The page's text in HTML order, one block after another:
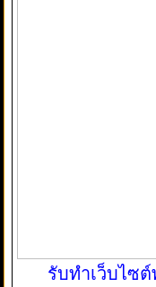
รับทำเว็บไซต์